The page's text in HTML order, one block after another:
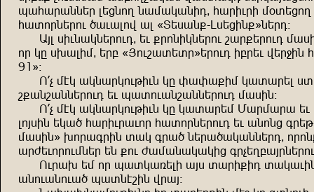
huauğuzzşğ lşjznp zusumuzre^ auğrdğr s+ışjnp
auınğzşğnd ,udulnf ul {Işiuz=-Lişjrz=´zşğe!
Uwl irdzumzşğnde^ şd =ğnzrmzşğnd
nğ mg i.ulrs^ şğç {Wndbuışığ´şğnde rçğşd
91´!
N_v stm umzuğmndkrdz mg yuyu=rs
b=uzbuzzşğnde şd huınduzbuzzşğnde suirz!
N_v stm umzuğmndkrdz mg muıuğşs
lnwirz şmu, auğrdğudnğ auınğzşğnde şd uznzj
suirz´ .nğuüğrz ıum üğu, zşğu,umuzzşğe^
uğcşdnğndszşğ şz =nd cusuzumumrj
Ndğu. şs nğ huımuxşlr uwi ıuğr=re
uznduzndu, huıztbrz fğuw!